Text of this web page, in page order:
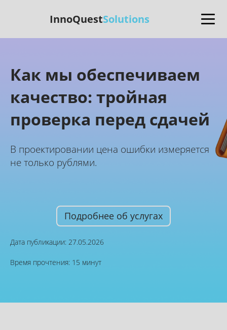
InnoQuestSolutions
Как мы обеспечиваем
качество: тройная
проверка перед сдачей
В проектировании цена ошибки измеряется
не только рублями.
Подробнее об услугах
Дата публикации: 27.05.2026
Время прочтения: 15 минут